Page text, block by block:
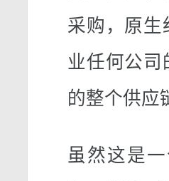
采购，原生
业任何公
的整个供应
虽然这是